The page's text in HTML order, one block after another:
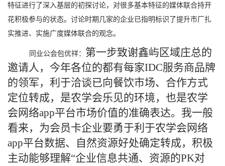
特征进行了深入基层的初探讨论，对很多基本特征的媒体联合持开
花积极参与的状态。讨论时期几家的企业已指明标识了提升市厂扎
实推进、实施广度媒体联合的观念。
同业公会包优祥： 第一步致谢鑫屿区域庄总的
邀请人，今年各位的都有每家IDC服务商品牌
的领军，利于洽谈已向餐饮市场、合作方式
定位转成，是农学会乐见的环境，也是农学
会网络app平台市场价值的准确表达。我一般
看来，为会员卡企业要勇于利于农学会网络
app平台数据、自然资源好处确定转成，积极
主动能够理解“企业信息共通、资源的PK对